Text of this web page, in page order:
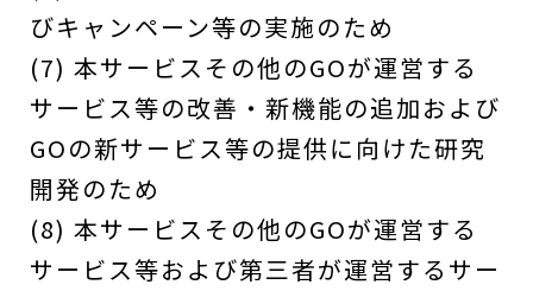
びキャンペーン等の実施のため
(7) 本サービスその他のGOが運営する
サービス等の改善・新機能の追加および
GOの新サービス等の提供に向けた研究
開発のため
(8) 本サービスその他のGOが運営する
サービス等および第三者が運営するサー